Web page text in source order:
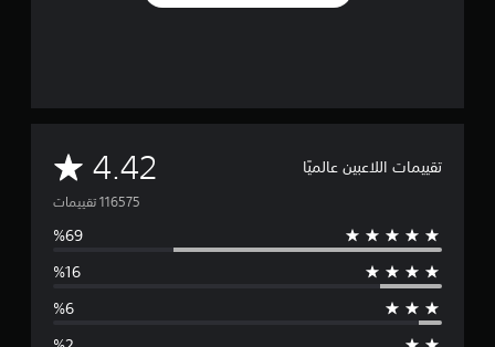
تقييمات اللاعبين عالميًا 4.42م
ت
و
س